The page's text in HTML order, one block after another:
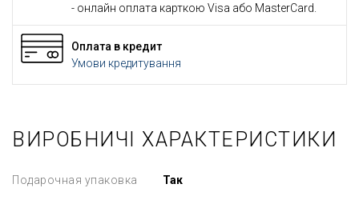
- онлайн оплата карткою Visa або MasterCard.
Оплата в кредит
Умови кредитування
ВИРОБНИЧІ ХАРАКТЕРИСТИКИ
Подарочная упаковка Так